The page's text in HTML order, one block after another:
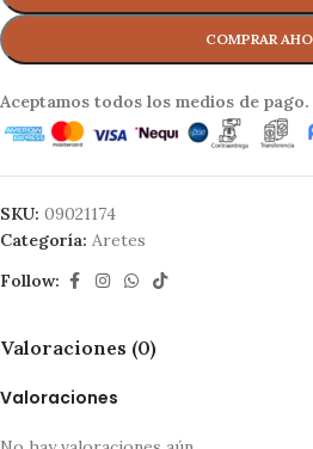
Aceptamos todos los medios de pago.
SKU: 09021174
Categoría: Aretes
Follow:
Valoraciones (0)
Valoraciones